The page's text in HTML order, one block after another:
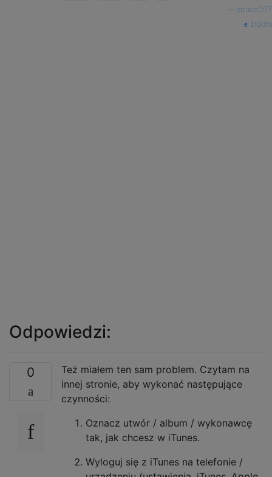
strucc007
źródło
Odpowiedzi:
0
Też miałem ten sam problem. Czytam na
innej stronie, aby wykonać następujące
czynności:
Oznacz utwór / album / wykonawcę
tak, jak chcesz w iTunes.
Wyloguj się z iTunes na telefonie /